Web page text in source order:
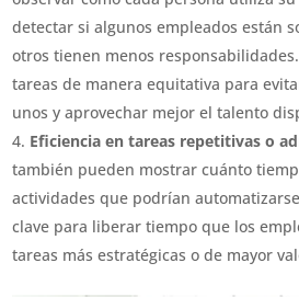
detectar si algunos empleados están
otros tienen menos
tareas de manera equitativa para
unos y aprovechar mejor el talento
Eficiencia en tareas repetitivas o
también pueden mostrar cuánto
actividades que podrían
clave para liberar tiempo que los
tareas más estratégicas o de mayor